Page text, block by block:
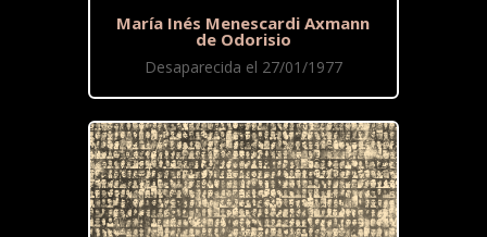
María Inés Menescardi Axmann
de Odorisio
Desaparecida el 27/01/1977